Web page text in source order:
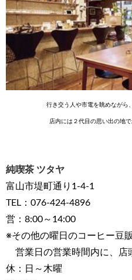
行き交う人や市電を眺めながら
店内には２代目の思い出の地
純喫茶 ツタヤ
富山市堤町通り1-4-1
TEL：076-424-4896
営：8:00～14:00
※その他の曜日のコーヒー豆
営業日の営業時間内に、店
休：日～木曜